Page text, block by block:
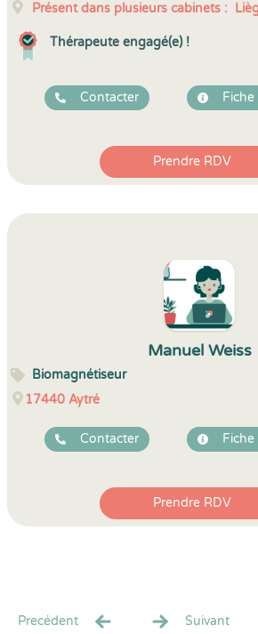
Présent dans plusieurs cabinets :
Thérapeute engagé(e) !
Contacter
Prendre RDV
Manuel Weiss
Biomagnétiseur
17440 Aytré
Contacter
Prendre RDV
Precédent Suivant